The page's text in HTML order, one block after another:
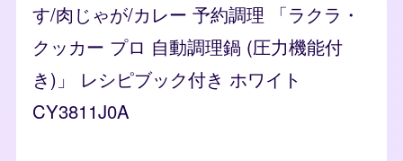
す/肉じゃが/カレー 予約調理 「ラクラ・
クッカー プロ 自動調理鍋 (圧力機能付
き)」 レシピブック付き ホワイト
CY3811J0A